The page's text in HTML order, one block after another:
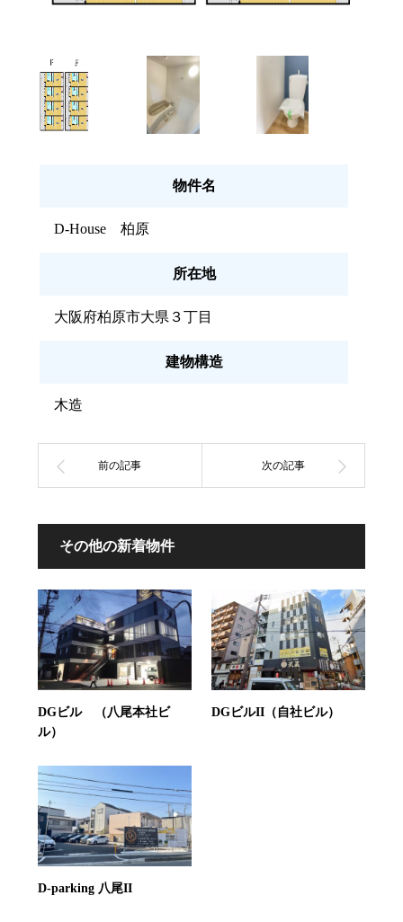
物件名
D-House 柏原
所在地
大阪府柏原市大県３丁目
建物構造
木造
その他の新着物件
DGビル （八尾本社ビ
ル）
DGビルII（自社ビル）
D-parking 八尾II